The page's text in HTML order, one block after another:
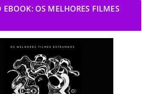
OS MELHORES FILMES